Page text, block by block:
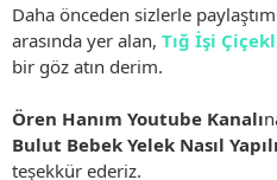
Daha önceden sizlerle paylaştım
arasında yer alan, Tığ İşi
bir göz atın derim.
Ören Hanım Youtube Kanalı
Bulut Bebek Yelek Nasıl
teşekkür ederiz.